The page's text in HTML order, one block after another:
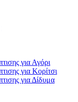
για Αγόρι
για Κορίτσι
για Δίδυμα